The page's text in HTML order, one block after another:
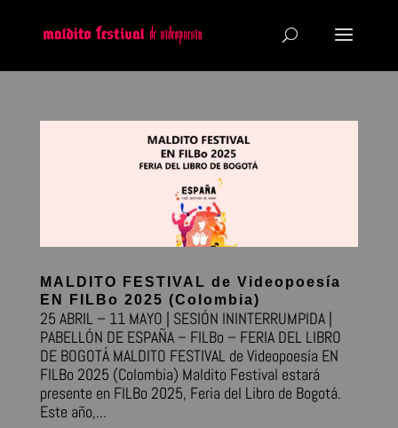
MALDITO FESTIVAL de Videopoesía
EN FILBo 2025 (Colombia)
25 ABRIL – 11 MAYO | SESIÓN ININTERRUMPIDA |
PABELLÓN DE ESPAÑA – FILBo – FERIA DEL LIBRO
DE BOGOTÁ MALDITO FESTIVAL de Videopoesía EN
FILBo 2025 (Colombia) Maldito Festival estará
presente en FILBo 2025, Feria del Libro de Bogotá.
Este año,...